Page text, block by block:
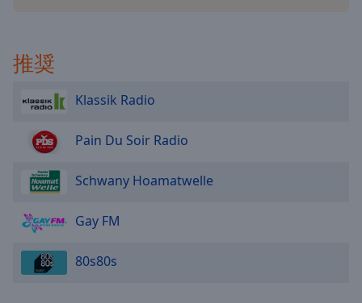
Opacity
Caption
Background
Font
Size
推奨
Klassik Radio
Pain Du Soir Radio
Schwany Hoamatwelle
Gay FM
80s80s